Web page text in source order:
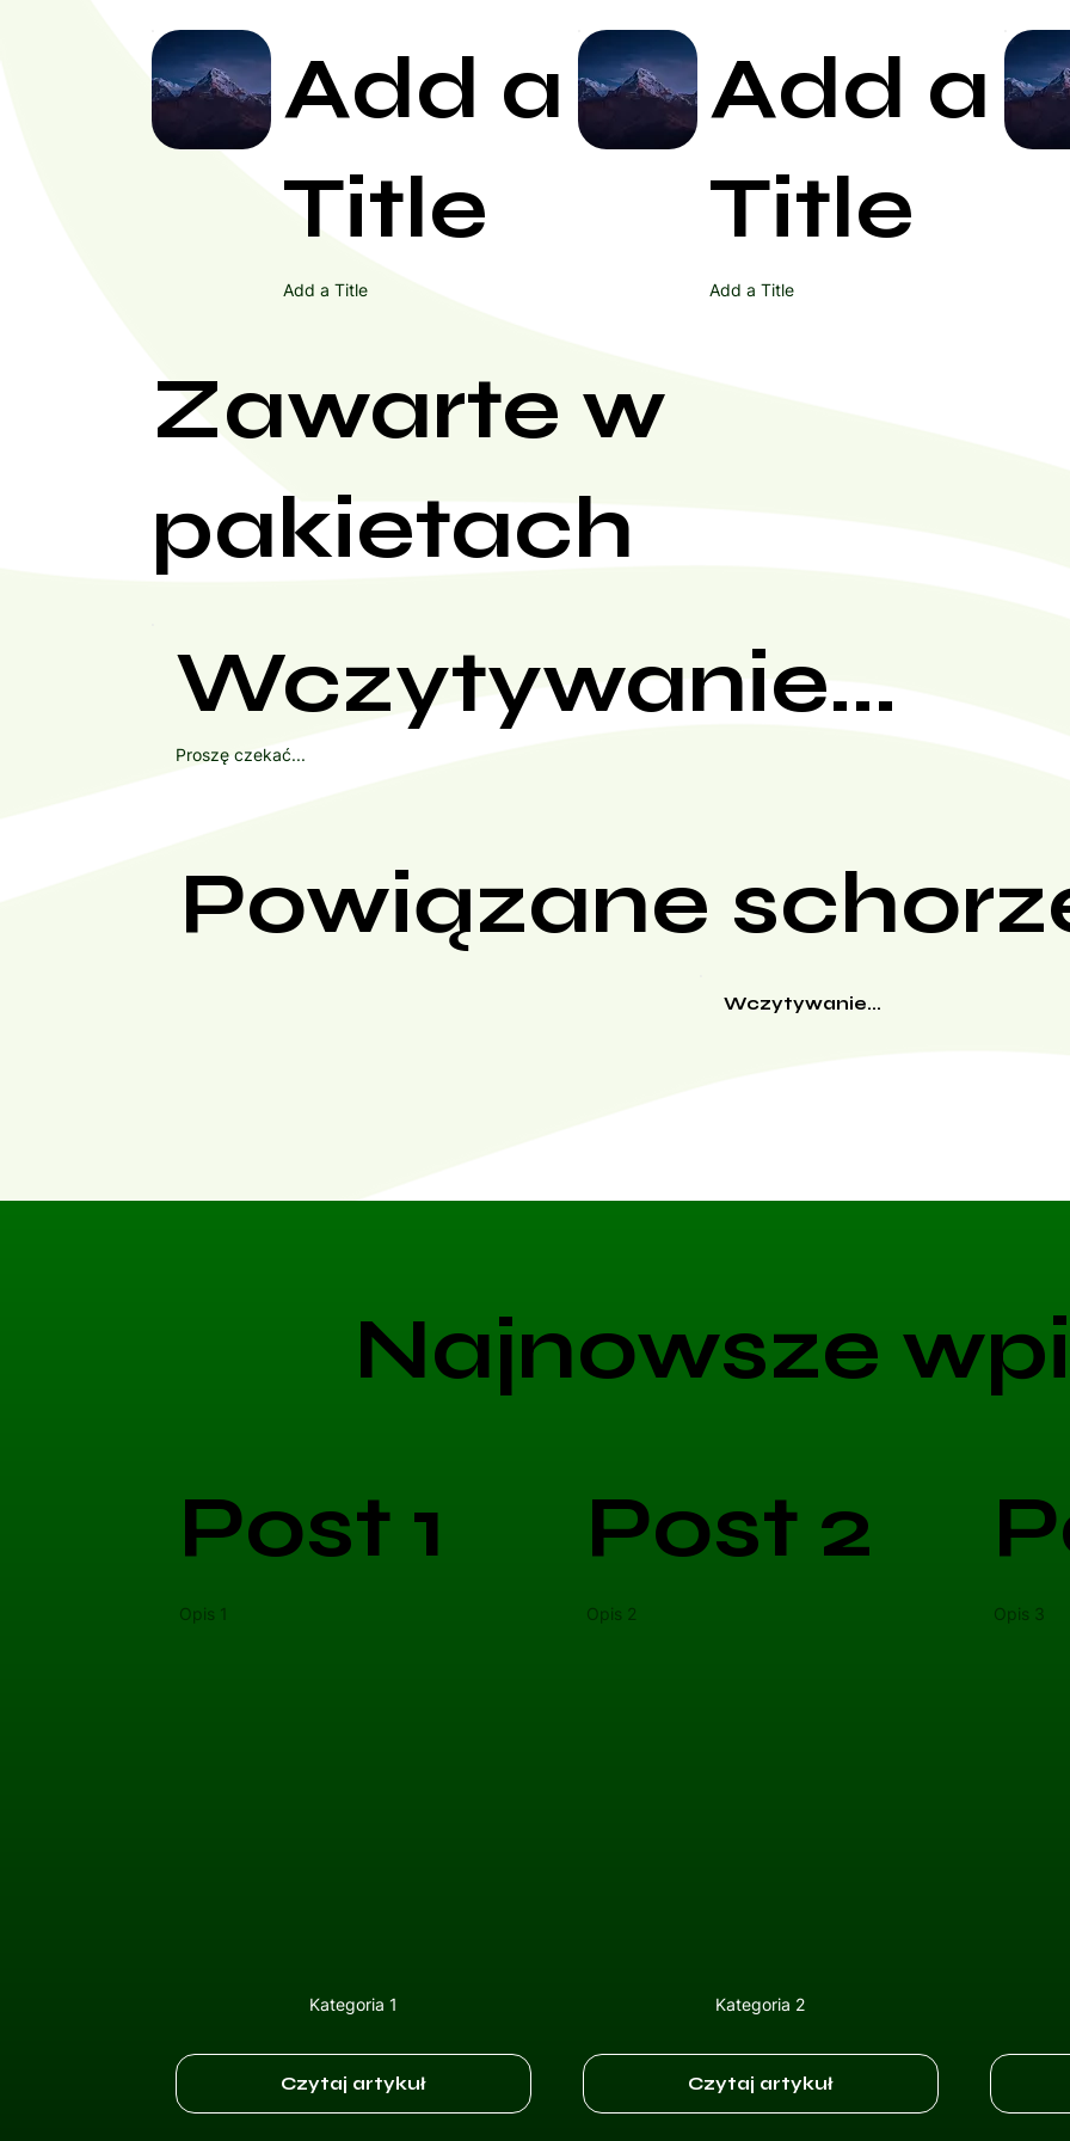
Add a
Title
Add a Title
Add a
Title
Add a Title
Zawarte w
pakietach
Wczytywanie...
Proszę czekać...
Powiązane
Wczytywanie...
Najnowsze
Post 1
Opis 1
Kategoria 1
Czytaj artykuł
Post 2
Opis 2
Kategoria 2
Czytaj artykuł
Opis 3